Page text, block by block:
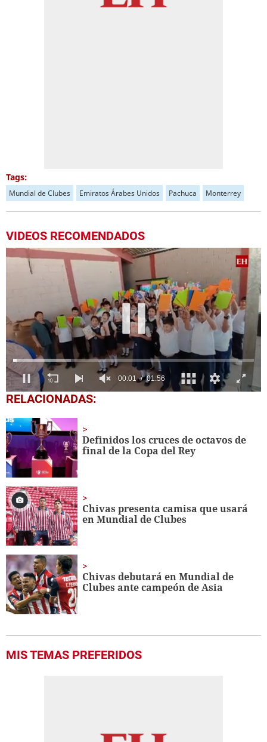
Tags:
Mundial de Clubes Emiratos Árabes Unidos Pachuca Monterrey
VIDEOS RECOMENDADOS
0
seconds
1
minute,
56
seconds
RELACIONADAS:
Definidos los cruces de octavos de
final de la Copa del Rey
Chivas presenta camisa que usará
en Mundial de Clubes
Chivas debutará en Mundial de
Clubes ante campeón de Asia
MIS TEMAS PREFERIDOS